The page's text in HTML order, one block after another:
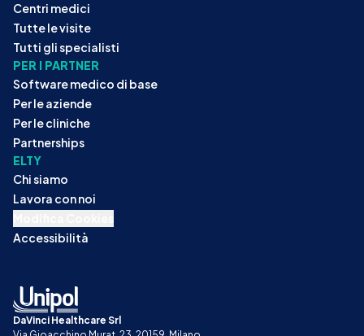
Centri medici
Tutte le visite
Tutti gli specialisti
PER I PARTNER
Software medico di base
Per le aziende
Per le cliniche
Partnerships
ELTY
Chi siamo
Lavora con noi
Accessibilità
DaVinci Healthcare Srl